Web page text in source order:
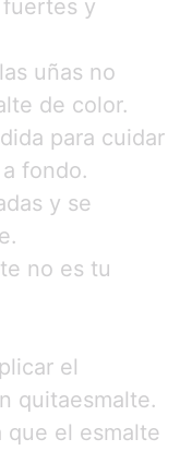
y
uñas no
de color.
para cuidar
fondo.
y se
no es tu
el
quitaesmalte.
que el esmalte